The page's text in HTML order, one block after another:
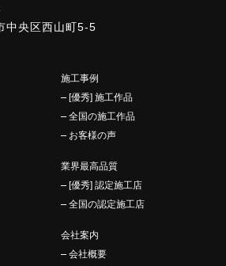
中央区西山町5-5
施工事例
[優秀] 施工作品
全国の施工作品
お客様の声
業界最高品質
[優秀] 認定施工店
全国の認定施工店
会社案内
会社概要